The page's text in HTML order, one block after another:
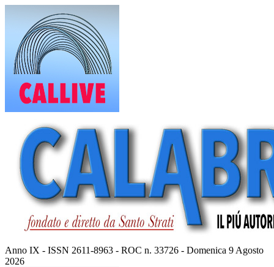
contenuto
Anno IX - ISSN 2611-8963 - ROC n. 33726 - Domenica 9 Agosto
2026